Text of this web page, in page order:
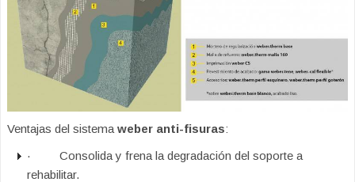
Ventajas del sistema weber anti-fisuras:
· Consolida y frena la degradación del soporte a
rehabilitar.